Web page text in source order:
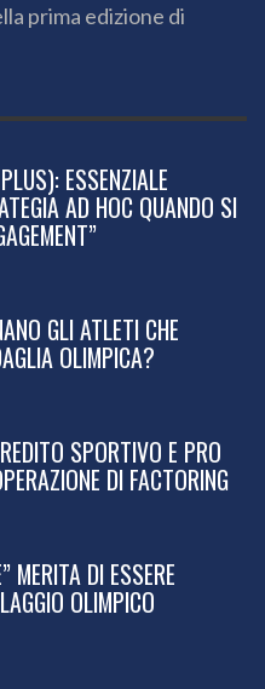
prima edizione di
ESSENZIALE
AD HOC QUANDO SI
GLI ATLETI CHE
OLIMPICA?
SPORTIVO E PRO
DI FACTORING
MERITA DI ESSERE
OLIMPICO